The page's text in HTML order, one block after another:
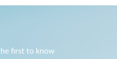
first to know